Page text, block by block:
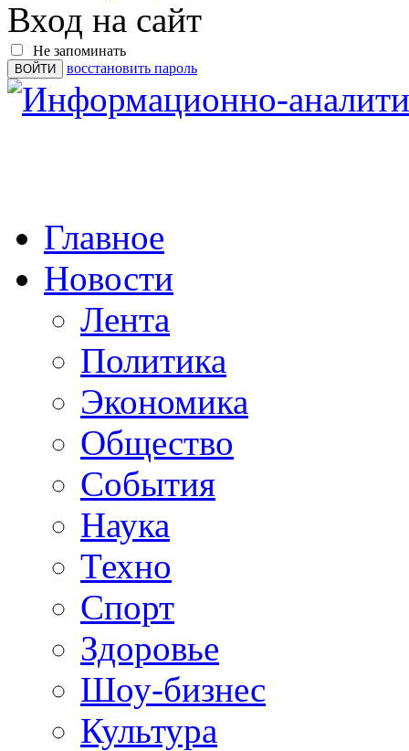
Вход на сайт
Не запоминать
восстановить пароль
Главное
Новости
Лента
Политика
Экономика
Общество
События
Наука
Техно
Спорт
Здоровье
Шоу-бизнес
Культура